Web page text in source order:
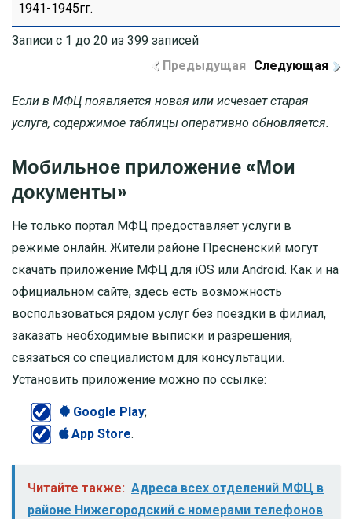
1941-1945гг.
Записи с 1 до 20 из 399 записей
Предыдущая Следующая
Если в МФЦ появляется новая или исчезает старая
услуга, содержимое таблицы оперативно обновляется.
Мобильное приложение «Мои
документы»
Не только портал МФЦ предоставляет услуги в
режиме онлайн. Жители районе Пресненский могут
скачать приложение МФЦ для iOS или Android. Как и на
официальном сайте, здесь есть возможность
воспользоваться рядом услуг без поездки в филиал,
заказать необходимые выписки и разрешения,
связаться со специалистом для консультации.
Установить приложение можно по ссылке:
Google Play;
App Store.
Читайте также: Адреса всех отделений МФЦ в
районе Нижегородский с номерами телефонов